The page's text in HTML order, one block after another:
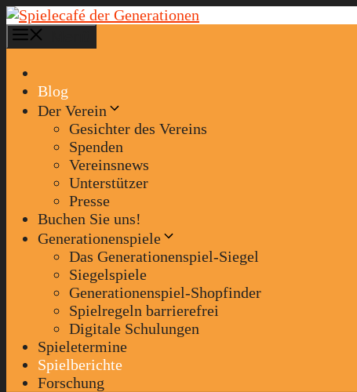
Zum
Inhalt
springen
Blog
Der Verein
Gesichter des Vereins
Spenden
Vereinsnews
Unterstützer
Presse
Buchen Sie uns!
Generationenspiele
Das Generationenspiel-Siegel
Siegelspiele
Generationenspiel-Shopfinder
Spielregeln barrierefrei
Digitale Schulungen
Spieletermine
Spielberichte
Forschung